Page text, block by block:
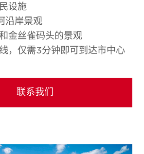
设施
沿岸景观
金丝雀码头的景观
，仅需3分钟即可到达市中心
联系我们
10）